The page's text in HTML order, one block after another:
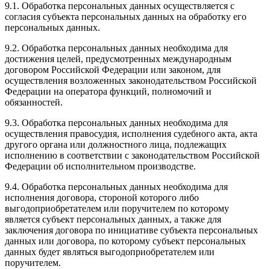
9.1. Обработка персональных данных осуществляется с
согласия субъекта персональных данных на обработку его
персональных данных.
9.2. Обработка персональных данных необходима для
достижения целей, предусмотренных международным
договором Российской Федерации или законом, для
осуществления возложенных законодательством Российской
Федерации на оператора функций, полномочий и
обязанностей.
9.3. Обработка персональных данных необходима для
осуществления правосудия, исполнения судебного акта, акта
другого органа или должностного лица, подлежащих
исполнению в соответствии с законодательством Российской
Федерации об исполнительном производстве.
9.4. Обработка персональных данных необходима для
исполнения договора, стороной которого либо
выгодоприобретателем или поручителем по которому
является субъект персональных данных, а также для
заключения договора по инициативе субъекта персональных
данных или договора, по которому субъект персональных
данных будет являться выгодоприобретателем или
поручителем.